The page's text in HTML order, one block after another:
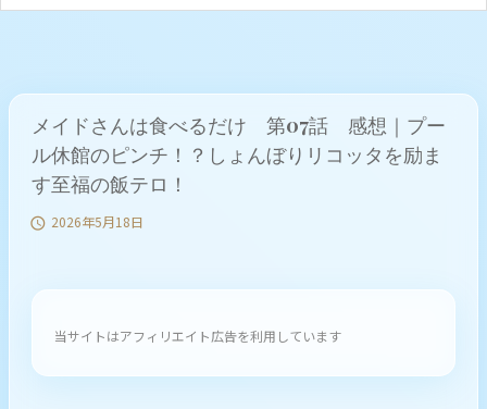
前へ
メイドさんは食べるだけ 第07話 感想｜プー
ル休館のピンチ！？しょんぼりリコッタを励ま
す至福の飯テロ！
 2026年5月18日
当サイトはアフィリエイト広告を利用しています